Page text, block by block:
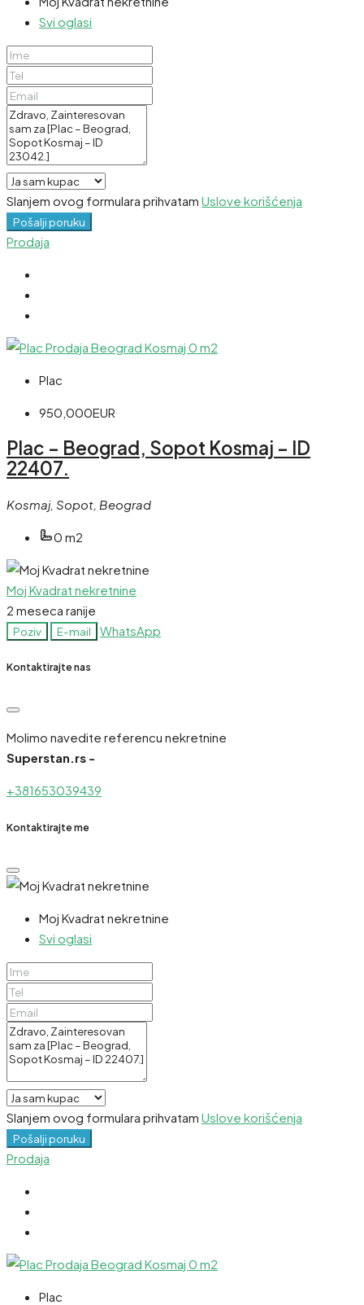
Svi oglasi
Slanjem ovog formulara prihvatam Uslove korišćenja
Pošalji poruku
Prodaja
Plac
950,000EUR
Plac – Beograd, Sopot Kosmaj – ID
22407.
Kosmaj, Sopot, Beograd
0 m2
Moj Kvadrat nekretnine
2 meseca ranije
Poziv E-mail WhatsApp
Kontaktirajte nas
Molimo navedite referencu nekretnine
Superstan.rs -
+381653039439
Kontaktirajte me
Moj Kvadrat nekretnine
Svi oglasi
Slanjem ovog formulara prihvatam Uslove korišćenja
Pošalji poruku
Prodaja
Plac